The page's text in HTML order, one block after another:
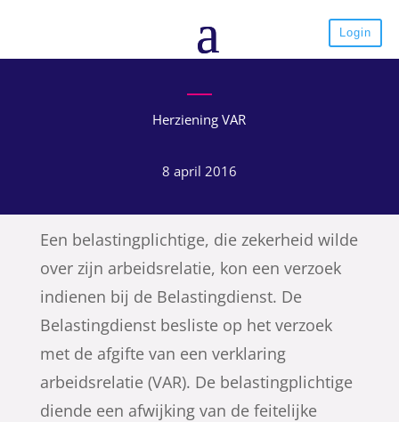
Login
Herziening VAR
8 april 2016
Een belastingplichtige, die zekerheid wilde
over zijn arbeidsrelatie, kon een verzoek
indienen bij de Belastingdienst. De
Belastingdienst besliste op het verzoek
met de afgifte van een verklaring
arbeidsrelatie (VAR). De belastingplichtige
diende een afwijking van de feitelijke